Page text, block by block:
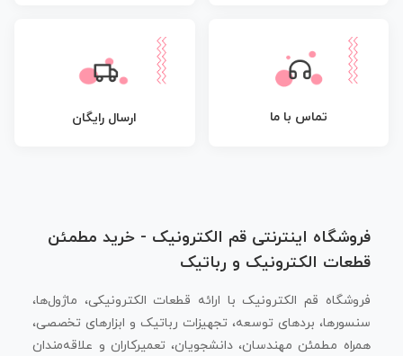
تماس با ما ارسال رایگان
فروشگاه اینترنتی قم الکترونیک - خرید مطمئن
قطعات الکترونیک و رباتیک
فروشگاه قم الکترونیک با ارائه قطعات الکترونیکی، ماژول‌ها،
سنسورها، بردهای توسعه، تجهیزات رباتیک و ابزارهای تخصصی،
همراه مطمئن مهندسان، دانشجویان، تعمیرکاران و علاقه‌مندان